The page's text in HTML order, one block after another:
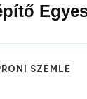
SZEMLE